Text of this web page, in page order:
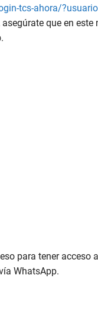
tcs-ahora/
que en este
para tener acceso
WhatsApp.